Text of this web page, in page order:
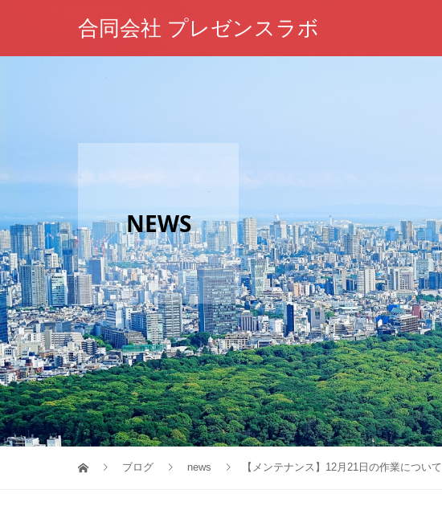
合同会社 プレゼンスラボ
NEWS
ブログ news 【メンテナンス】12月21日の作業について